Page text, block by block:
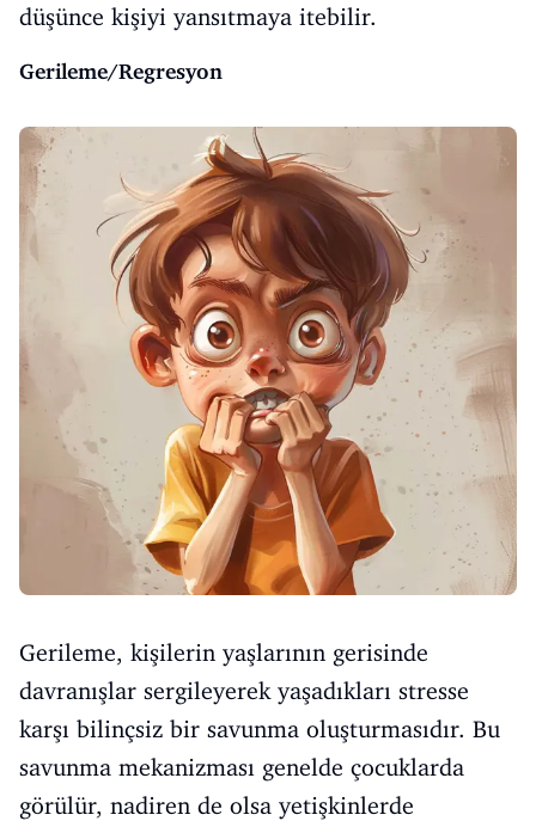
düşünce kişiyi yansıtmaya itebilir.
Gerileme/Regresyon
Gerileme, kişilerin yaşlarının gerisinde
davranışlar sergileyerek yaşadıkları stresse
karşı bilinçsiz bir savunma oluşturmasıdır. Bu
savunma mekanizması genelde çocuklarda
görülür, nadiren de olsa yetişkinlerde